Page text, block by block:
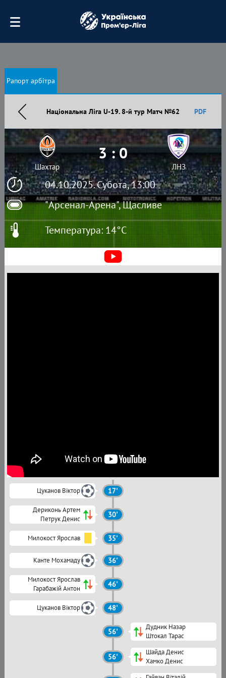
Рапорт арбітра
Національна Ліга U-19. 8-й тур Матч №62 PDF
04.10.2025. Субота, 13:00
"Арсенал-Арена", Щасливе
Шахтар
3 : 0
ЛНЗ
Температура: 14°C
Цуканов Віктор 17'
Дериконь Артем
Петрук Денис
30'
Милокост Ярослав 35'
Канте Мохамаду 36'
Милокост Ярослав
Гарабажій Антон
46'
Цуканов Віктор 48'
56'
Дудник Назар
Штокал Тарас
56'
Шайда Денис
Хамко Денис